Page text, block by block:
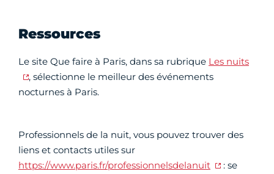
Ressources
Le site Que faire à Paris, dans sa rubrique Les nuits
, sélectionne le meilleur des événements
nocturnes à Paris.
Professionnels de la nuit, vous pouvez trouver des
liens et contacts utiles sur
https://www.paris.fr/professionnelsdelanuit
: se